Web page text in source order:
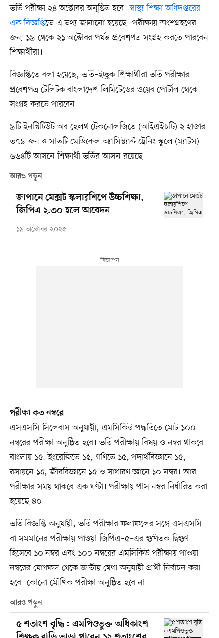
ভর্তি পরীক্ষা ২৪ অক্টোবর অনুষ্ঠিত হবে।স্বাস্থ্য শিক্ষা অধিদপ্তরের
এক বিজ্ঞপ্তিতে এ তথ্য জানানো হয়েছে। পরীক্ষায় অংশগ্রহণের
জন্য ১৯ থেকে ২১ অক্টোবর পর্যন্ত প্রবেশপত্র সংগ্রহ করতে পারবেন
শিক্ষার্থীরা।
বিজ্ঞপ্তিতে বলা হয়েছে, ভর্তি–ইচ্ছুক শিক্ষার্থীরা ভর্তি পরীক্ষার
প্রবেশপত্র টেলিটক বাংলাদেশ লিমিটেডের ওয়েব পোর্টাল থেকে
সংগ্রহ করতে পারবেন।
৯টি ইনস্টিটিউট অব হেলথ টেকনোলজিতে (আইএইচটি) ২ হাজার
৩৭৯ জন ও সাতটি মেডিকেল অ্যাসিস্ট্যান্ট ট্রেনিং স্কুলে (ম্যাটস)
৬৬৪টি আসনে শিক্ষার্থী ভর্তির আসন রয়েছে।
আরও পড়ুন
জাপানে মেক্সট স্কলারশিপে উচ্চশিক্ষা,
জিপিএ ২.৩০ হলে আবেদন
১৯ অক্টোবর ২০২৫
পরীক্ষা কত নম্বরে
এসএসসি সিলেবাস অনুযায়ী, এমসিকিউ পদ্ধতিতে মোট ১০০
নম্বরের পরীক্ষা অনুষ্ঠিত হবে। ভর্তি পরীক্ষায় বিষয় ও নম্বর থাকবে
বাংলায় ১৫, ইংরেজিতে ১৫, গণিতে ১৫, পদার্থবিজ্ঞানে ১৫,
রসায়নে ১৫, জীববিজ্ঞানে ১৫ ও সাধারণ জ্ঞানে ১০ নম্বর। আর
পরীক্ষার সময় থাকবে এক ঘণ্টা। পরীক্ষায় পাস নম্বর নির্ধারিত করা
হয়েছে ৪০।
ভর্তি বিজ্ঞপ্তি অনুযায়ী, ভর্তি পরীক্ষার ফলাফলের সঙ্গে এসএসসি
বা সমমানের পরীক্ষায় পাওয়া জিপিএ–৫–এর গুণিতক দ্বিগুণ
হিসেবে ১০ নম্বর এবং ১০০ নম্বরের এমসিকিউ পরীক্ষায় পাওয়া
নম্বরের যোগফল থেকে জাতীয় মেধা অনুযায়ী প্রার্থী নির্বাচন করা
হবে। কোনো মৌখিক পরীক্ষা অনুষ্ঠিত হবে না।
আরও পড়ুন
৫ শতাংশ বৃদ্ধি : এমপিওভুক্ত অধিকাংশ